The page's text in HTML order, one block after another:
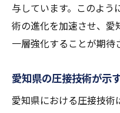
与しています。このよう
術の進化を加速させ、愛
一層強化することが期待
愛知県の圧接技術が示
愛知県における圧接技